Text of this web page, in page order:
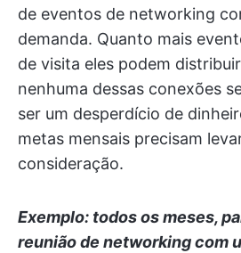
de eventos de networking
demanda. Quanto mais
de visita eles podem
nenhuma dessas conexões
ser um desperdício de
metas mensais precisam
consideração.
Exemplo: todos os meses,
reunião de networking com